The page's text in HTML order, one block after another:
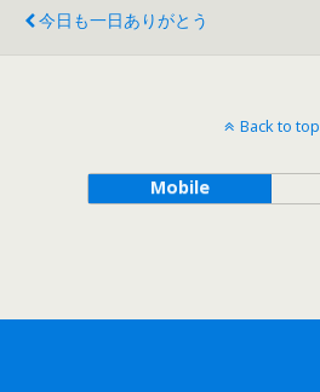
今日も一日ありがとう
Back to top
Mobile